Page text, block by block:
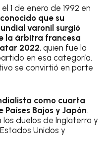
1 de enero de 1992 en
que su
varonil surgió
la árbitra francesa
2022, quien fue la
en esa categoría.
se convirtió en parte
como cuarta
Bajos y Japón.
duelos de Inglaterra y
Unidos y